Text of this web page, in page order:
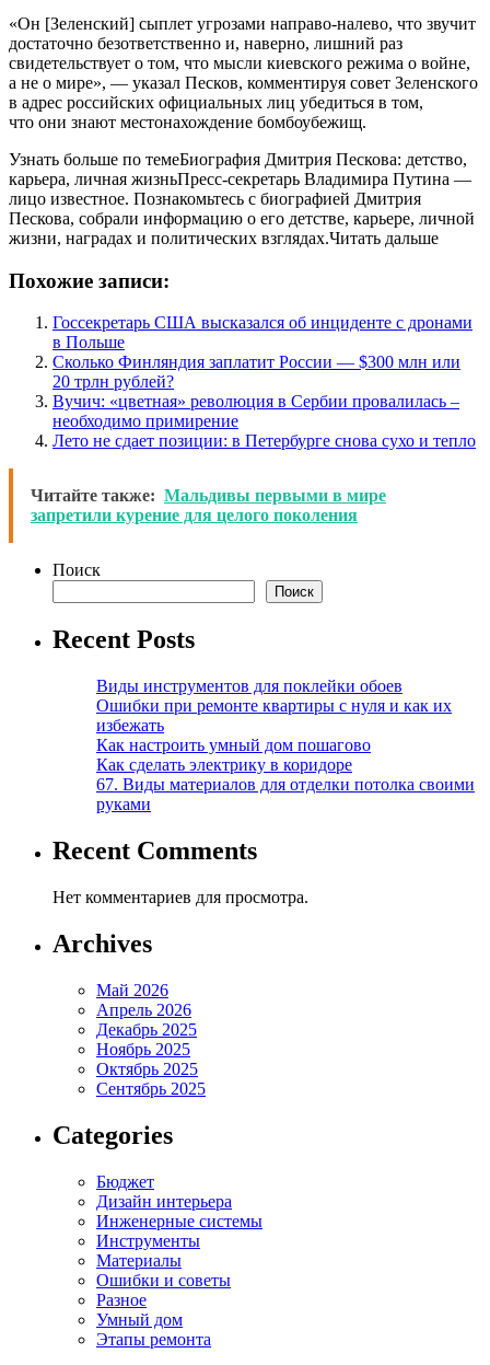
«Он [Зеленский] сыплет угрозами направо-налево, что звучит
достаточно безответственно и, наверно, лишний раз
свидетельствует о том, что мысли киевского режима о войне,
а не о мире», — указал Песков, комментируя совет Зеленского
в адрес российских официальных лиц убедиться в том,
что они знают местонахождение бомбоубежищ.
Узнать больше по темеБиография Дмитрия Пескова: детство,
карьера, личная жизньПресс-секретарь Владимира Путина —
лицо известное. Познакомьтесь с биографией Дмитрия
Пескова, собрали информацию о его детстве, карьере, личной
жизни, наградах и политических взглядах.Читать дальше
Похожие записи:
Госсекретарь США высказался об инциденте с дронами
в Польше
Сколько Финляндия заплатит России — $300 млн или
20 трлн рублей?
Вучич: «цветная» революция в Сербии провалилась –
необходимо примирение
Лето не сдает позиции: в Петербурге снова сухо и тепло
Читайте также: Мальдивы первыми в мире
запретили курение для целого поколения
Поиск
Поиск
Recent Posts
Виды инструментов для поклейки обоев
Ошибки при ремонте квартиры с нуля и как их
избежать
Как настроить умный дом пошагово
Как сделать электрику в коридоре
67. Виды материалов для отделки потолка своими
руками
Recent Comments
Нет комментариев для просмотра.
Archives
Май 2026
Апрель 2026
Декабрь 2025
Ноябрь 2025
Октябрь 2025
Сентябрь 2025
Categories
Бюджет
Дизайн интерьера
Инженерные системы
Инструменты
Материалы
Ошибки и советы
Разное
Умный дом
Этапы ремонта